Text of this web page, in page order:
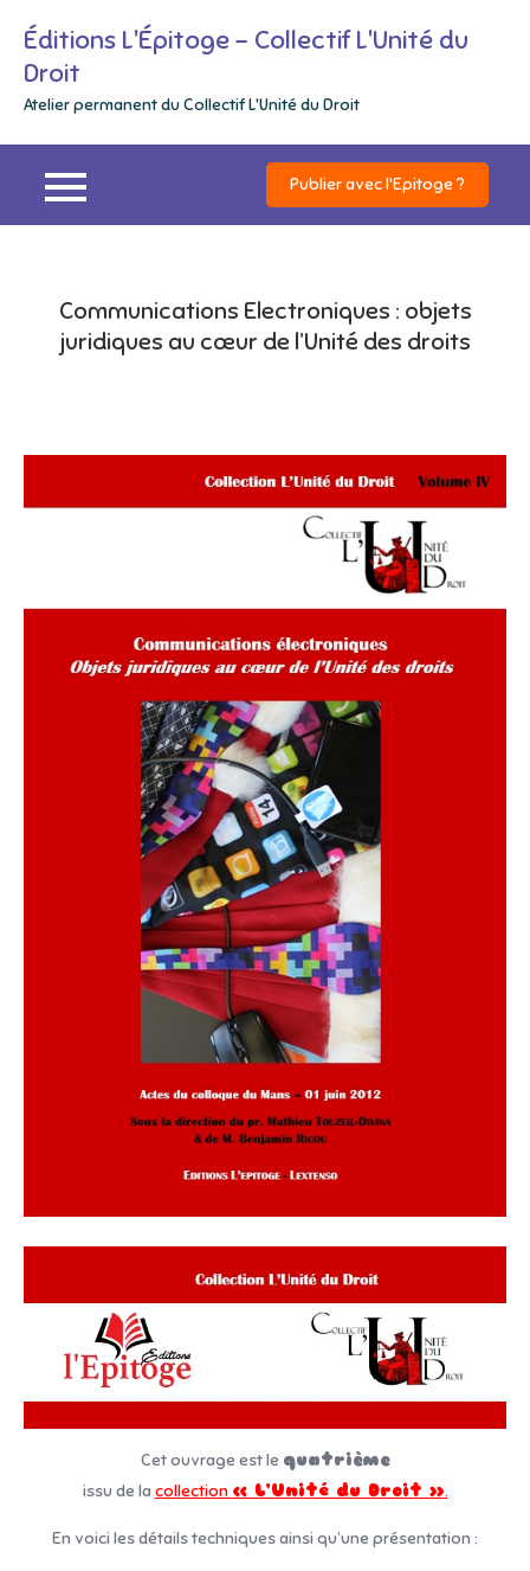
content
Éditions L'Épitoge – Collectif L'Unité du
Droit
Atelier permanent du Collectif L'Unité du Droit
Publier avec l'Epitoge ?
Communications Electroniques : objets
juridiques au cœur de l’Unité des droits
Cet ouvrage est le quatrième
issu de la collection « L’Unité du Droit ».
En voici les détails techniques ainsi qu’une présentation :